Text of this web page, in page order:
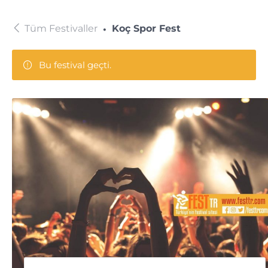
Tüm Festivaller Koç Spor Fest
Bu festival geçti.